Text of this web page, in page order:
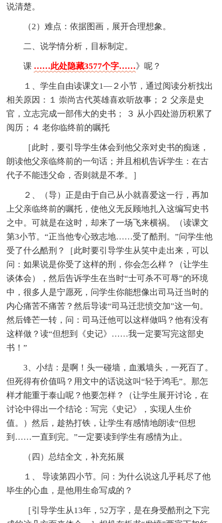
说清楚。
（2）难点：依据图画，展开合理想象。
二、说学情分析，目标制定。
课 ……此处隐藏3577个字……》呢？
１、学生自由读课文1—２小节，通过阅读分析找出
相关原因：１ 崇尚古代英雄喜欢听故事；２ 父亲是史
官，立志完成一部伟大的史书； ３ 从小四处游历积累了
阅历；４ 老你临终前的嘱托
［此时，要引导学生体会到他父亲对史书的痴迷，
朗读他父亲临终前的一句话；并且相机告诉学生：在古
代子不能违父命，否则就是不孝。］
２、（导）正是由于自己从小就喜爱这一行，再加
上父亲临终前的嘱托，使他义无反顾地扎入这编写史书
之中。可就是在这时，却来了一场飞来横祸。（读课文
第3小节。“正当他专心致志地……受了酷刑。”问学生他
受了什么酷刑？［此时要引导学生从笑中走出来，可以
问：如果说是你受了这样的刑，你会怎么样？（让学生
谈体会），然后告诉学生在当时“士可杀不可辱”的环境
中，很多人是宁愿死，问学生你能想像出司马迁当时的
内心痛苦不痛苦？然后导读“司马迁悲愤交加”这一句。
然后锋芒一转，问：司马迁他可以这样做吗？他有没有
这样做？读“但想到《史记》……我一定要写完这部史
书！”
3、小结：是啊！头一碰墙，血溅墙头，一死百了。
但死得有价值吗？用文中的话说这叫“轻于鸿毛”。那怎
样才能重于泰山呢？他要怎样？（让学生展开讨论，在
讨论中得出一个结论：写完《史记》，实现人生价
值。）然后，趁热打铁，让学生有感情地朗读“但想
到……一直到完。”一定要读到学生有感情为止。
（四）总结全文，补充拓展
１、 导读第四小节。问：为什么说这几乎耗尽了他
毕生的心血，是他用生命写成的？
［引导学生从13年，52万字，是在身受酷刑之下完